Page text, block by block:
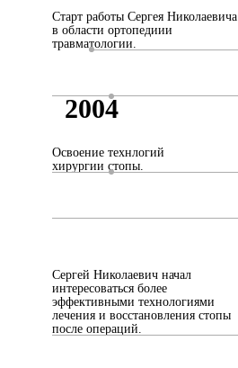
Старт работы Сергея Николаевича
в области ортопедиии
травматологии.
2004
Освоение технлогий
хирургии стопы.
Сергей Николаевич начал
интересоваться более
эффективными технологиями
лечения и восстановления стопы
после операций.